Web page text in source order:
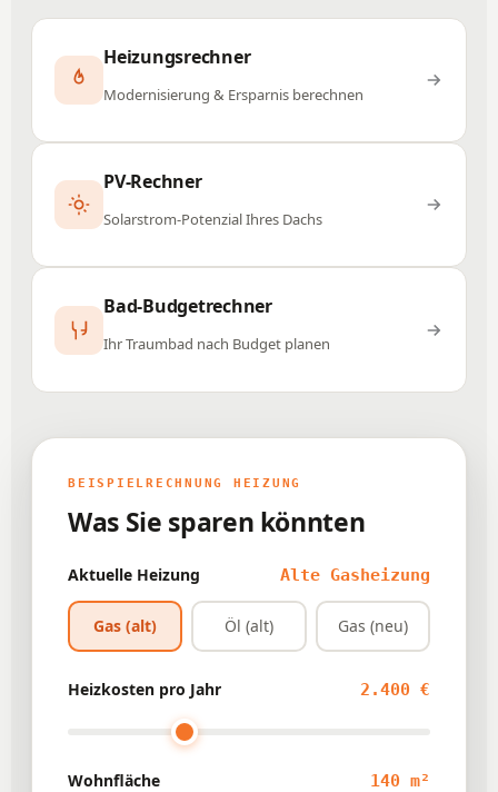
Heizungsrechner
Modernisierung & Ersparnis berechnen
PV-Rechner
Solarstrom-Potenzial Ihres Dachs
Bad-Budgetrechner
Ihr Traumbad nach Budget planen
BEISPIELRECHNUNG HEIZUNG
Was Sie sparen könnten
Aktuelle Heizung Alte Gasheizung
Gas (alt) Öl (alt) Gas (neu)
Heizkosten pro Jahr 2.400 €
Wohnfläche 140 m²